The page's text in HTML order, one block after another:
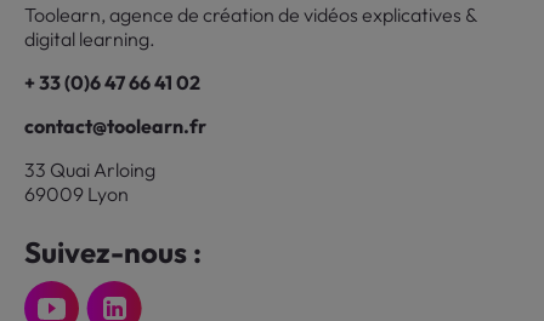
Toolearn, agence de création de vidéos explicatives &
digital learning.
+ 33 (0)6 47 66 41 02
contact@toolearn.fr
33 Quai Arloing
69009 Lyon
Suivez-nous :